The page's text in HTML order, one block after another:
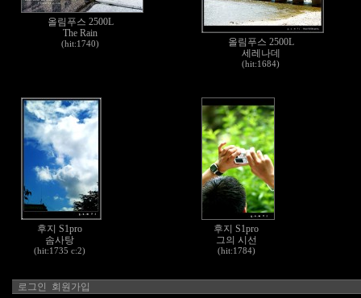
올림푸스 2500L
The Rain
(hit:1740)
올림푸스 2500L
세레나데
(hit:1684)
후지 S1pro
솜사탕
(hit:1735 c:2)
후지 S1pro
그의 시선
(hit:1784)
로그인
회원가입